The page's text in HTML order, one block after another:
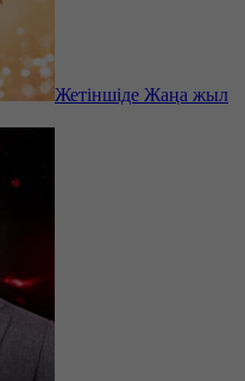
Жетіншіде Жаңа жыл